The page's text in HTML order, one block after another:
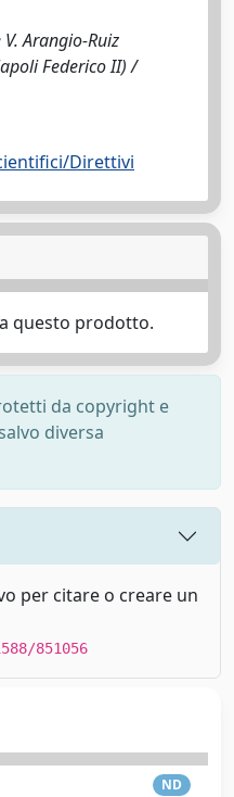
Arangio-Ruiz
Federico II) /
Direttivi
questo prodotto.
da copyright e
diversa
per citare o creare un
851056
ND